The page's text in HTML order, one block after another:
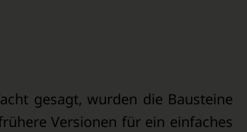
gesagt, wurden die Bausteine
Versionen für ein einfaches